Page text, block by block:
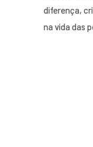
diferença,
na vida das